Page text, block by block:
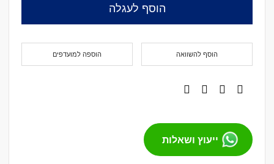
הוסף לעגלה
הוספה למועדפים הוסף להשוואה
ייעוץ ושאלות